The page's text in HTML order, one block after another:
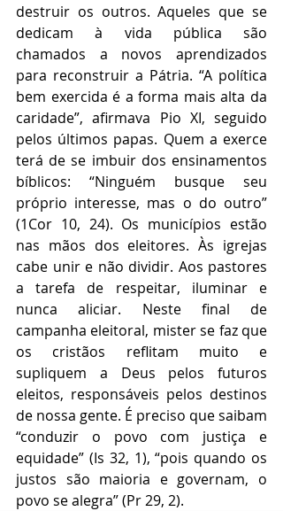
destruir os outros. Aqueles que se
dedicam à vida pública são
chamados a novos aprendizados
para reconstruir a Pátria. “A política
bem exercida é a forma mais alta da
caridade”, afirmava Pio XI, seguido
pelos últimos papas. Quem a exerce
terá de se imbuir dos ensinamentos
bíblicos: “Ninguém busque seu
próprio interesse, mas o do outro”
(1Cor 10, 24). Os municípios estão
nas mãos dos eleitores. Às igrejas
cabe unir e não dividir. Aos pastores
a tarefa de respeitar, iluminar e
nunca aliciar. Neste final de
campanha eleitoral, mister se faz que
os cristãos reflitam muito e
supliquem a Deus pelos futuros
eleitos, responsáveis pelos destinos
de nossa gente. É preciso que saibam
“conduzir o povo com justiça e
equidade” (Is 32, 1), “pois quando os
justos são maioria e governam, o
povo se alegra” (Pr 29, 2).